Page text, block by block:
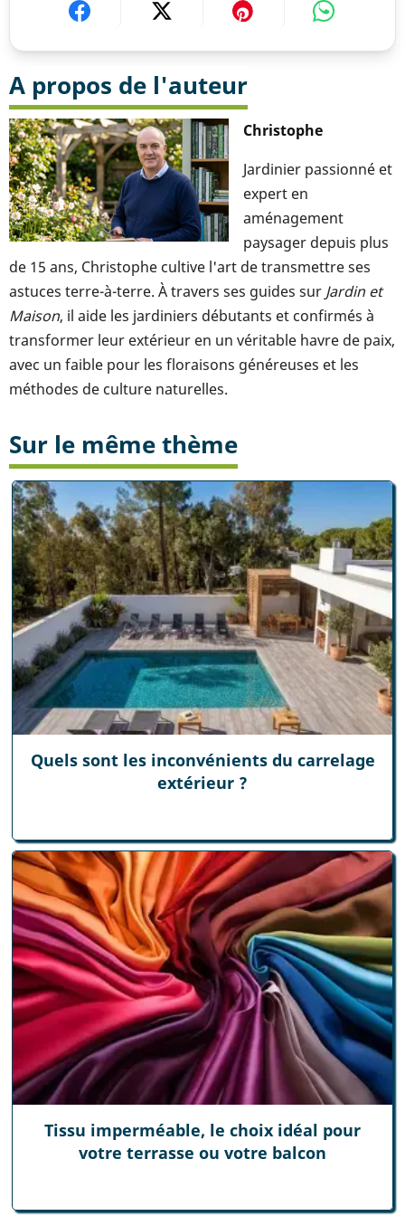
A propos de l'auteur
Christophe
Jardinier passionné et
expert en
aménagement
paysager depuis plus
de 15 ans, Christophe cultive l'art de transmettre ses
astuces terre-à-terre. À travers ses guides sur Jardin et
Maison, il aide les jardiniers débutants et confirmés à
transformer leur extérieur en un véritable havre de paix,
avec un faible pour les floraisons généreuses et les
méthodes de culture naturelles.
Sur le même thème
Quels sont les inconvénients du carrelage
extérieur ?
Tissu imperméable, le choix idéal pour
votre terrasse ou votre balcon